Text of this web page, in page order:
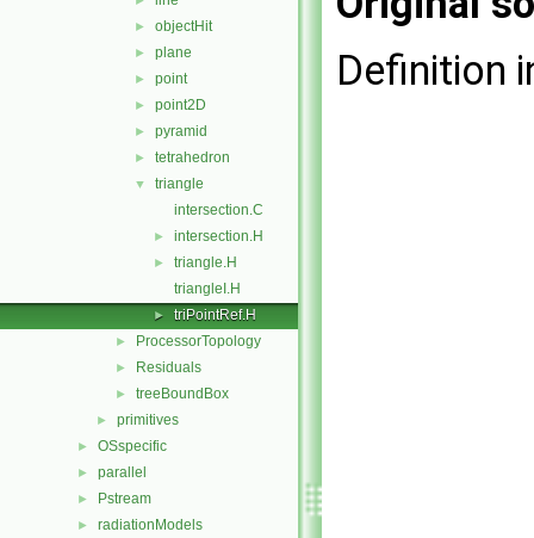
► objectHit
► plane
► point
► point2D
► pyramid
► tetrahedron
▼
triangle
intersection.C
► intersection.H
►
triangle.H
triangleI.H
► triPointRef.H
► ProcessorTopology
► Residuals
► treeBoundBox
► primitives
► OSspecific
► parallel
► Pstream
► radiationModels
Definition